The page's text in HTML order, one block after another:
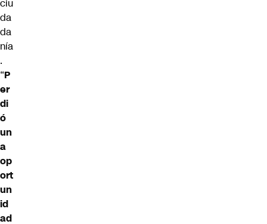
ciu
da
da
nía
.
“P
er
di
ó
un
a
op
ort
un
id
ad